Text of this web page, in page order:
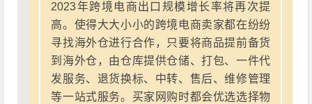
2023年跨境电商出口规模增长率将再次提
高。使得大大小小的跨境电商卖家都在纷纷
寻找海外仓进行合作，只要将商品提前备货
到海外仓，由仓库提供仓储、打包、一件代
发服务、退货换标、中转、售后、维修管理
等一站式服务。买家网购时都会优选选择物